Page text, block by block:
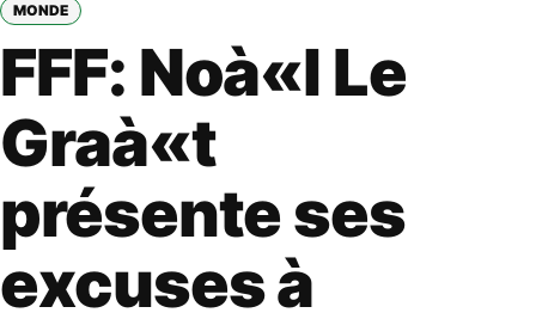
MONDE
FFF: Noà«l Le
Graà«t
présente ses
excuses à